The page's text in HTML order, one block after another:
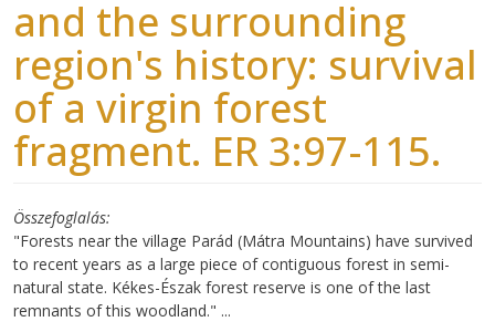
and the surrounding
region's history: survival
of a virgin forest
fragment. ER 3:97-115.
Összefoglalás
"Forests near the village Parád (Mátra Mountains) have survived
to recent years as a large piece of contiguous forest in semi-
natural state. Kékes-Észak forest reserve is one of the last
remnants of this woodland." ...